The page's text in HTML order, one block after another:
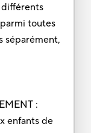
toutes
séparément,
:
enfants de